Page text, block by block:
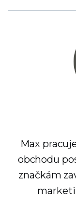
Max
obchodu
značkám